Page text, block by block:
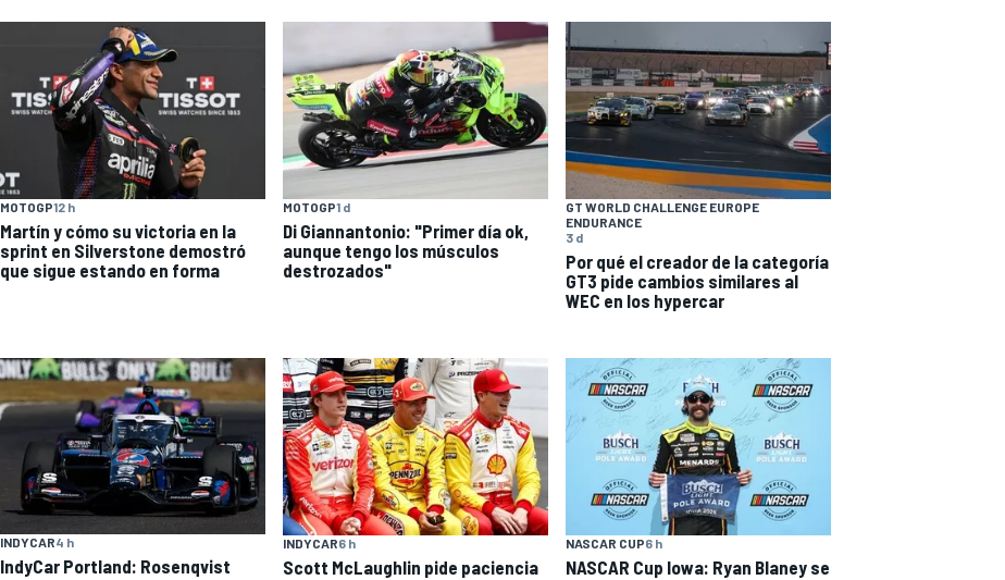
MOTOGP12 h
Martín y cómo su victoria en la
sprint en Silverstone demostró
que sigue estando en forma
MOTOGP1 d
Di Giannantonio: "Primer día ok,
aunque tengo los músculos
destrozados"
GT WORLD CHALLENGE EUROPE
ENDURANCE
3 d
Por qué el creador de la categoría
GT3 pide cambios similares al
WEC en los hypercar
INDYCAR4 h
IndyCar Portland: Rosenqvist
INDYCAR6 h
Scott McLaughlin pide paciencia
NASCAR CUP6 h
NASCAR Cup Iowa: Ryan Blaney se